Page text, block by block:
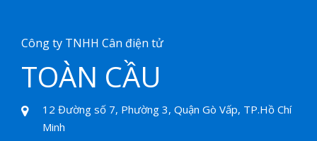
Công ty TNHH Cân điện tử
TOÀN CẦU
12 Đường số 7, Phường 3, Quận Gò Vấp, TP.Hồ Chí
Minh